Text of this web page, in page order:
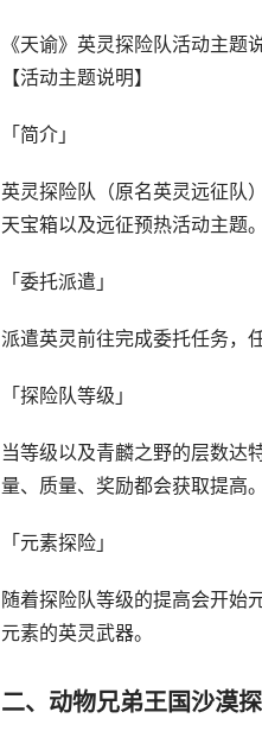
《天谕》英灵探险队活动主题
【活动主题说明】
「简介」
英灵探险队（原名英灵远征队
天宝箱以及远征预热活动主题
「委托派遣」
派遣英灵前往完成委托任务，
「探险队等级」
当等级以及青麟之野的层数达
量、质量、奖励都会获取提高。
「元素探险」
随着探险队等级的提高会开始
元素的英灵武器。
二、动物兄弟王国沙漠